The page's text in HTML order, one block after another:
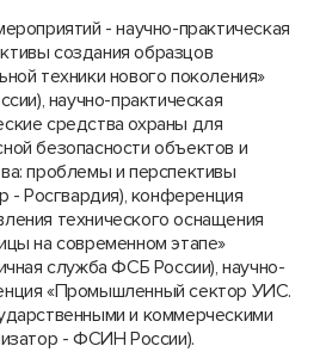
- научно-практическая
создания образцов
техники нового поколения»
научно-практическая
средства охраны для
безопасности объектов и
проблемы и перспективы
- Росгвардия), конференция
технического оснащения
на современном этапе»
служба ФСБ России), научно-
«Промышленный сектор УИС.
и коммерческими
- ФСИН России).